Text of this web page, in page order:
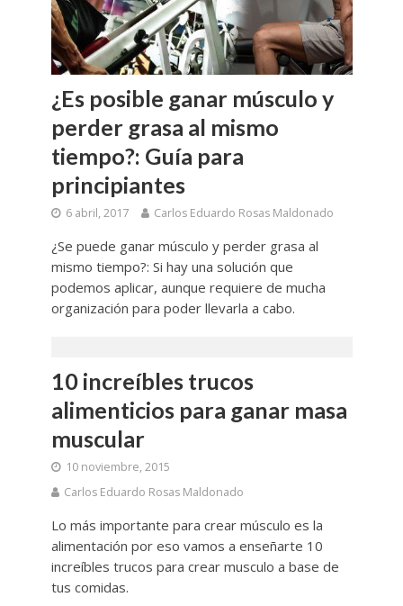
¿Es posible ganar músculo y
perder grasa al mismo
tiempo?: Guía para
principiantes
6 abril, 2017 Carlos Eduardo Rosas Maldonado
¿Se puede ganar músculo y perder grasa al
mismo tiempo?: Si hay una solución que
podemos aplicar, aunque requiere de mucha
organización para poder llevarla a cabo.
10 increíbles trucos
alimenticios para ganar masa
muscular
10 noviembre, 2015
Carlos Eduardo Rosas Maldonado
Lo más importante para crear músculo es la
alimentación por eso vamos a enseñarte 10
increíbles trucos para crear musculo a base de
tus comidas.